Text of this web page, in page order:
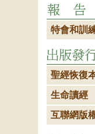
特會和訓
聖經恢復
生命讀經
互聯網版